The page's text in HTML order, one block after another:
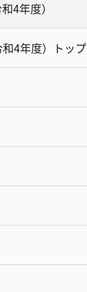
4年度）
4年度）トップ